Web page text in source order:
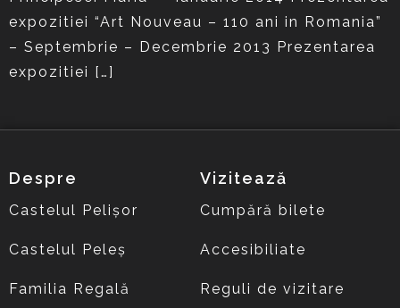
expozitiei “Art Nouveau – 110 ani in Romania”
– Septembrie – Decembrie 2013 Prezentarea
expozitiei […]
Despre
Castelul Pelișor
Castelul Peleș
Familia Regală
Vizitează
Cumpără bilete
Accesibiliate
Reguli de vizitare